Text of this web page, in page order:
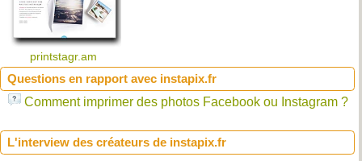
printstagr.am
Questions en rapport avec instapix.fr
Comment imprimer des photos Facebook ou Instagram ?
L'interview des créateurs de instapix.fr